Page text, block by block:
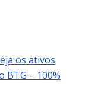
os ativos
BTG – 100%